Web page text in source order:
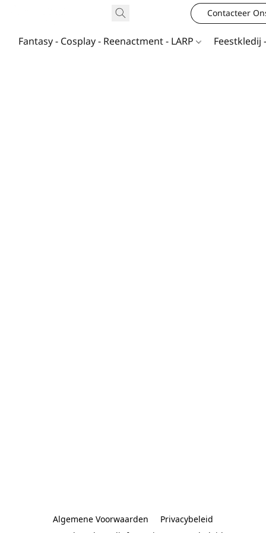
Contacteer
Fantasy - Cosplay - Reenactment - LARP Feestkledij
Algemene Voorwaarden
Privacybeleid